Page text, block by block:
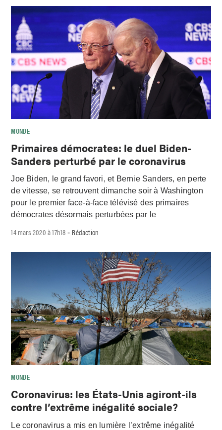
MONDE
Primaires démocrates: le duel Biden-
Sanders perturbé par le coronavirus
Joe Biden, le grand favori, et Bernie Sanders, en perte
de vitesse, se retrouvent dimanche soir à Washington
pour le premier face-à-face télévisé des primaires
démocrates désormais perturbées par le
14 mars 2020 à 17h18 - Rédaction
MONDE
Coronavirus: les États-Unis agiront-ils
contre l’extrême inégalité sociale?
Le coronavirus a mis en lumière l’extrême inégalité